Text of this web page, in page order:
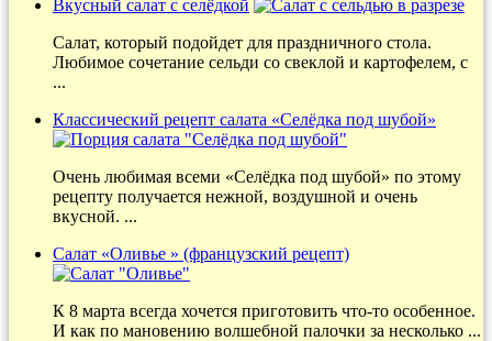
Вкусный салат с селёдкой
Салат, который подойдет для праздничного стола.
Любимое сочетание сельди со свеклой и картофелем, с
...
Классический рецепт салата «Селёдка под шубой»
Очень любимая всеми «Селёдка под шубой» по этому
рецепту получается нежной, воздушной и очень
вкусной. ...
Салат «Оливье » (французский рецепт)
К 8 марта всегда хочется приготовить что-то особенное.
И как по мановению волшебной палочки за несколько ...